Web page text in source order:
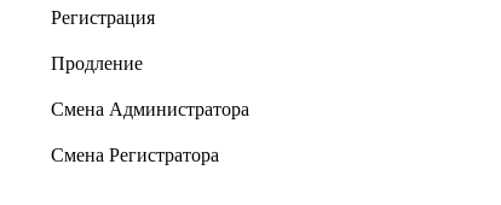
Регистрация
Продление
Смена Администратора
Смена Регистратора